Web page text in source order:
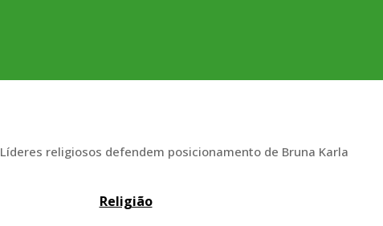
Líderes religiosos defendem posicionamento de Bruna Karla
Religião